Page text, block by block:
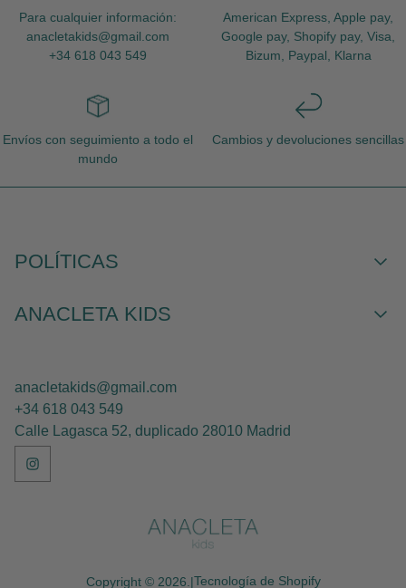
Para cualquier información:
anacletakids@gmail.com
+34 618 043 549
American Express, Apple pay,
Google pay, Shopify pay, Visa,
Bizum, Paypal, Klarna
Envíos con seguimiento a todo el
mundo
Cambios y devoluciones sencillas
POLÍTICAS
Cambios y devoluciones
ANACLETA KIDS
Hermanos conjuntados
Qué opinan nuestros clientes
Blog Anacleta
anacletakids@gmail.com
+34 618 043 549
Calle Lagasca 52, duplicado 28010 Madrid
Copyright © 2026. |Tecnología de Shopify